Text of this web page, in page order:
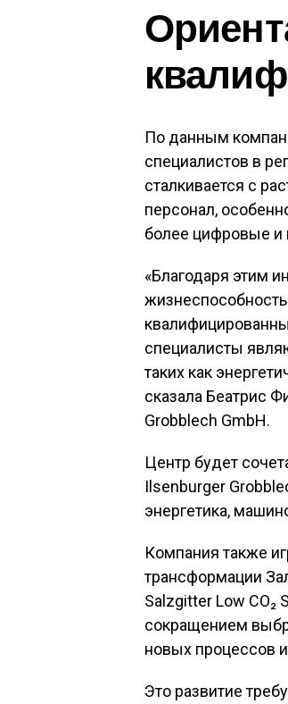
По данным
специалистов в
сталкивается с
персонал,
более цифровые и
«Благодаря этим
специалисты
таких как
сказала Беатрис
Grobblech GmbH.
Центр будет
Ilsenburger
энергетика,
Компания также
трансформации
Salzgitter Low CO₂
сокращением
новых процессов
Это развитие